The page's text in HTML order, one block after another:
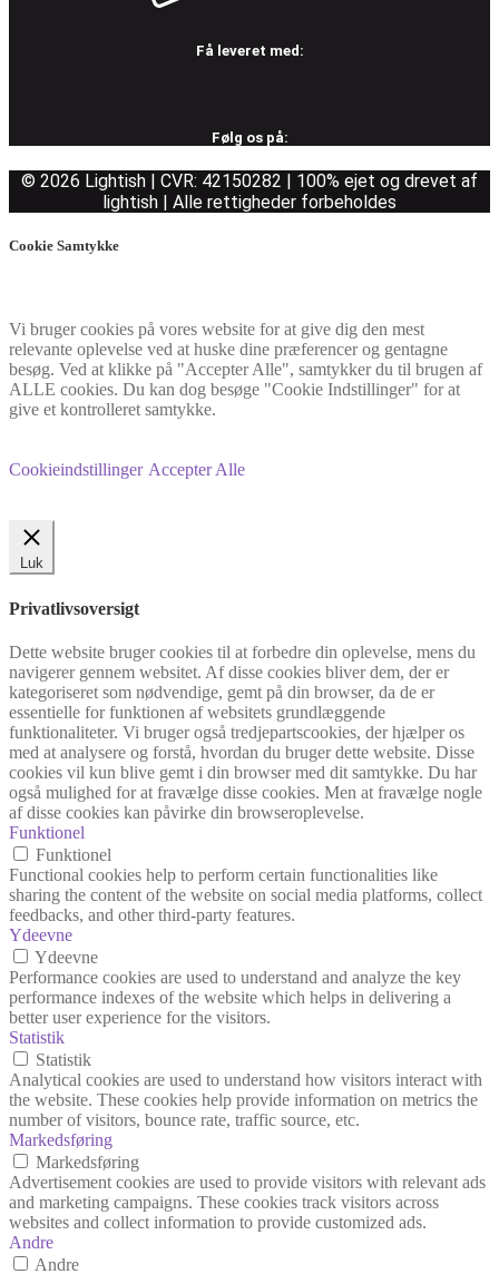
Få leveret med:
Følg os på:
© 2026 Lightish | CVR: 42150282 | 100% ejet og drevet af
lightish | Alle rettigheder forbeholdes
Cookie Samtykke
Vi bruger cookies på vores website for at give dig den mest
relevante oplevelse ved at huske dine præferencer og gentagne
besøg. Ved at klikke på "Accepter Alle", samtykker du til brugen af
ALLE cookies. Du kan dog besøge "Cookie Indstillinger" for at
give et kontrolleret samtykke.
Cookieindstillinger Accepter Alle
Luk
Privatlivsoversigt
Dette website bruger cookies til at forbedre din oplevelse, mens du
navigerer gennem websitet. Af disse cookies bliver dem, der er
kategoriseret som nødvendige, gemt på din browser, da de er
essentielle for funktionen af websitets grundlæggende
funktionaliteter. Vi bruger også tredjepartscookies, der hjælper os
med at analysere og forstå, hvordan du bruger dette website. Disse
cookies vil kun blive gemt i din browser med dit samtykke. Du har
også mulighed for at fravælge disse cookies. Men at fravælge nogle
af disse cookies kan påvirke din browseroplevelse.
Funktionel
Funktionel
Functional cookies help to perform certain functionalities like
sharing the content of the website on social media platforms, collect
feedbacks, and other third-party features.
Ydeevne
Ydeevne
Performance cookies are used to understand and analyze the key
performance indexes of the website which helps in delivering a
better user experience for the visitors.
Statistik
Statistik
Analytical cookies are used to understand how visitors interact with
the website. These cookies help provide information on metrics the
number of visitors, bounce rate, traffic source, etc.
Markedsføring
Markedsføring
Advertisement cookies are used to provide visitors with relevant ads
and marketing campaigns. These cookies track visitors across
websites and collect information to provide customized ads.
Andre
Andre